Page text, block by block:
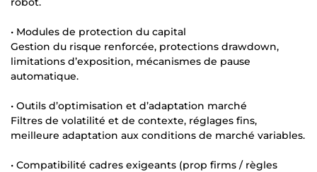
• Modules de protection du capital
Gestion du risque renforcée, protections drawdown,
limitations d’exposition, mécanismes de pause
automatique.
• Outils d’optimisation et d’adaptation marché
Filtres de volatilité et de contexte, réglages fins,
meilleure adaptation aux conditions de marché variables.
• Compatibilité cadres exigeants (prop firms / règles